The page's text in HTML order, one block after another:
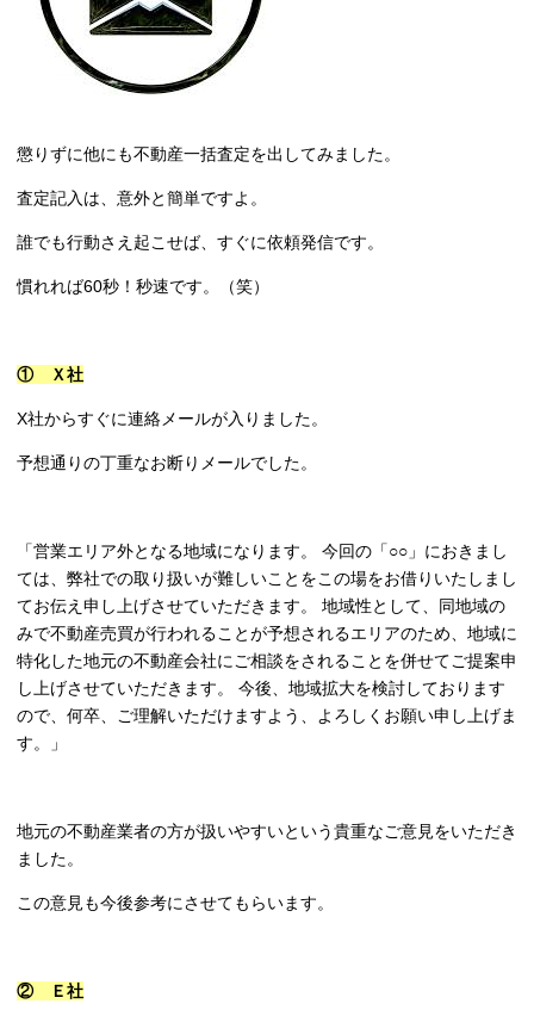
懲りずに他にも不動産一括査定を出してみました。
査定記入は、意外と簡単ですよ。
誰でも行動さえ起こせば、すぐに依頼発信です。
慣れれば60秒！秒速です。（笑）
① Ｘ社
X社からすぐに連絡メールが入りました。
予想通りの丁重なお断りメールでした。
「営業エリア外となる地域になります。 今回の「○○」におきまし
ては、弊社での取り扱いが難しいことをこの場をお借りいたしまし
てお伝え申し上げさせていただきます。 地域性として、同地域の
みで不動産売買が行われることが予想されるエリアのため、地域に
特化した地元の不動産会社にご相談をされることを併せてご提案申
し上げさせていただきます。 今後、地域拡大を検討しております
ので、何卒、ご理解いただけますよう、よろしくお願い申し上げま
す。」
地元の不動産業者の方が扱いやすいという貴重なご意見をいただき
ました。
この意見も今後参考にさせてもらいます。
② Ｅ社